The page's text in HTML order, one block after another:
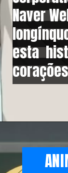
Naver
esta
Naver
esta